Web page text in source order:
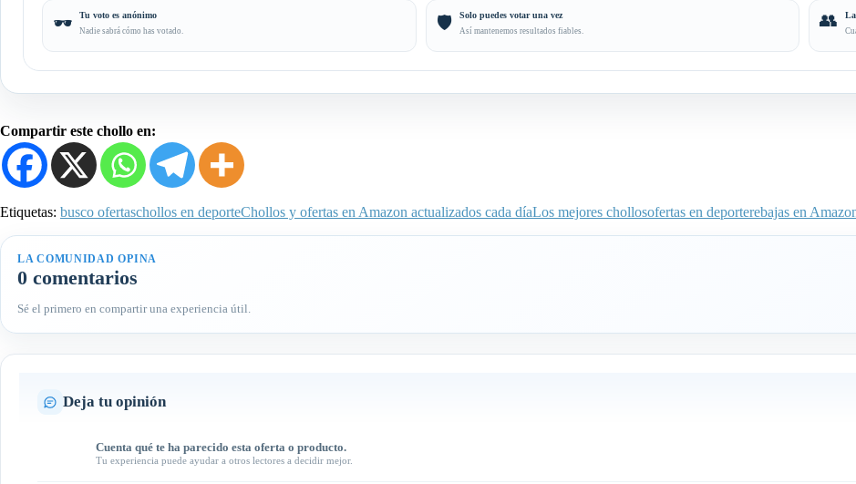
🕶️ Tu voto es anónimo
Nadie sabrá cómo has votado. 🛡️ Solo puedes votar una vez
Así mantenemos resultados fiables.
👥
Compartir este chollo en:
Etiquetas: busco ofertaschollos en deporteChollos y ofertas en Amazon actualizados cada díaLos mejores chollosofertas en deporterebajas en
LA COMUNIDAD OPINA
0 comentarios
Sé el primero en compartir una experiencia útil.
Deja tu opinión
Cuenta qué te ha parecido esta oferta o producto.
Tu experiencia puede ayudar a otros lectores a decidir mejor.